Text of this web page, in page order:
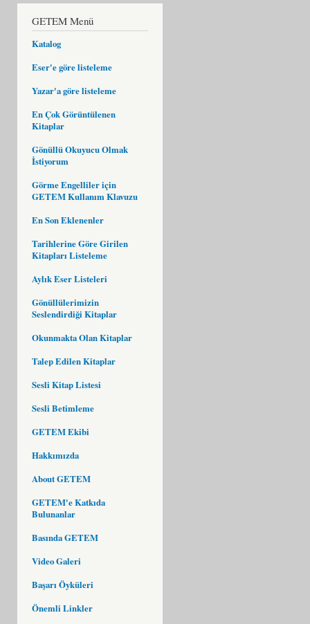
GETEM Menü
Katalog
Eser'e göre listeleme
Yazar'a göre listeleme
En Çok Görüntülenen
Kitaplar
Gönüllü Okuyucu Olmak
İstiyorum
Görme Engelliler için
GETEM Kullanım Klavuzu
En Son Eklenenler
Tarihlerine Göre Girilen
Kitapları Listeleme
Aylık Eser Listeleri
Gönüllülerimizin
Seslendirdiği Kitaplar
Okunmakta Olan Kitaplar
Talep Edilen Kitaplar
Sesli Kitap Listesi
Sesli Betimleme
GETEM Ekibi
Hakkımızda
About GETEM
GETEM'e Katkıda
Bulunanlar
Basında GETEM
Video Galeri
Başarı Öyküleri
Önemli Linkler